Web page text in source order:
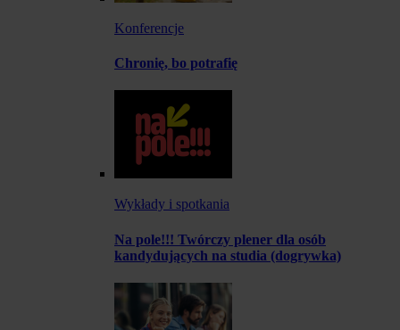
Konferencje
Chronię, bo potrafię
Wykłady i spotkania
Na pole!!! Twórczy plener dla osób
kandydujących na studia (dogrywka)